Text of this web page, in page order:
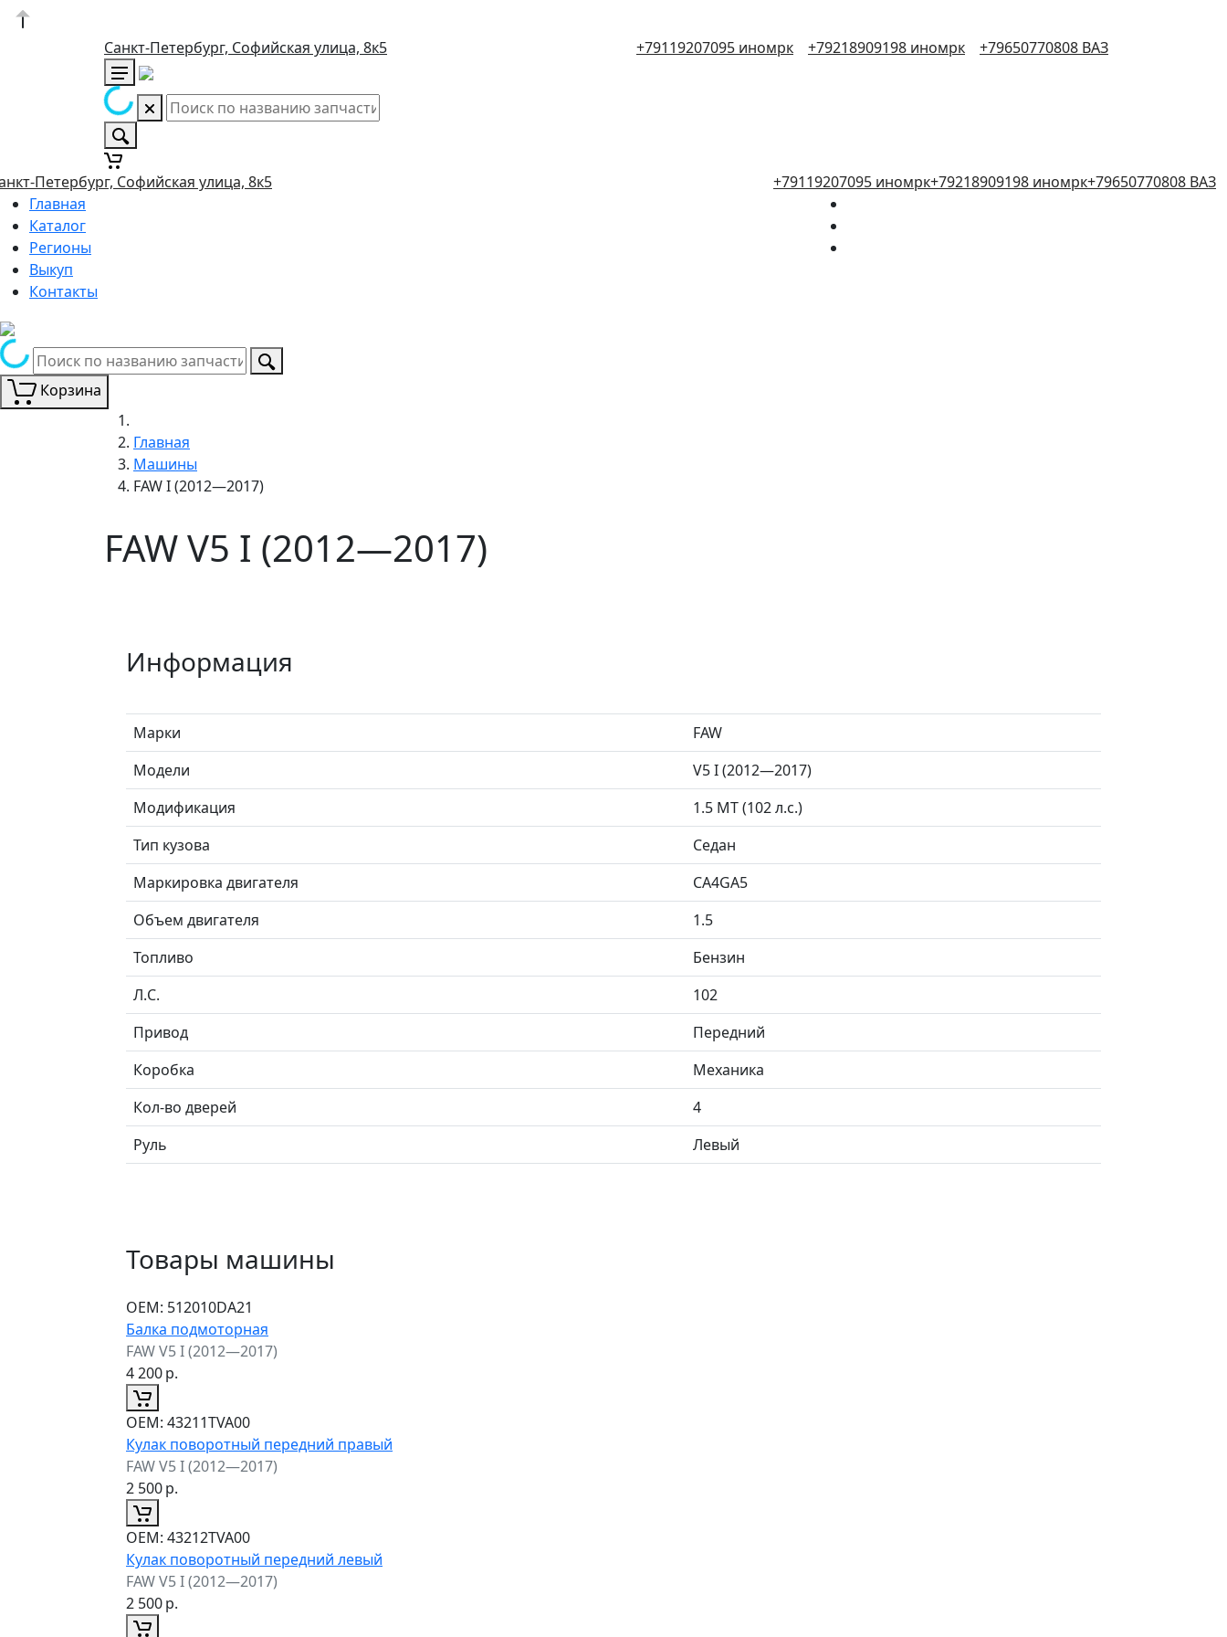
Санкт-Петербург, Софийская улица, 8к5 +79119207095 иномрк +79218909198 иномрк +79650770808 ВАЗ
Петербург, Софийская улица, 8к5 +79119207095 иномрк+79218909198 иномрк+79650770808 ВАЗ
Главная
Каталог
Регионы
Выкуп
Контакты
Корзина
Главная
Машины
FAW I (2012—2017)
FAW V5 I (2012—2017)
Информация
Марки
FAW
Модели
V5 I (2012—2017)
Модификация
1.5 MT (102 л.с.)
Тип кузова
Седан
Маркировка двигателя
CA4GA5
Объем двигателя
1.5
Топливо
Бензин
Л.C.
102
Привод
Передний
Коробка
Механика
Кол-во дверей
4
Руль
Левый
Товары машины
ОЕМ: 512010DA21
Балка подмоторная
FAW V5 I (2012—2017)
4 200р.
ОЕМ: 43211TVA00
Кулак поворотный передний правый
FAW V5 I (2012—2017)
2 500р.
ОЕМ: 43212TVA00
Кулак поворотный передний левый
FAW V5 I (2012—2017)
2 500р.